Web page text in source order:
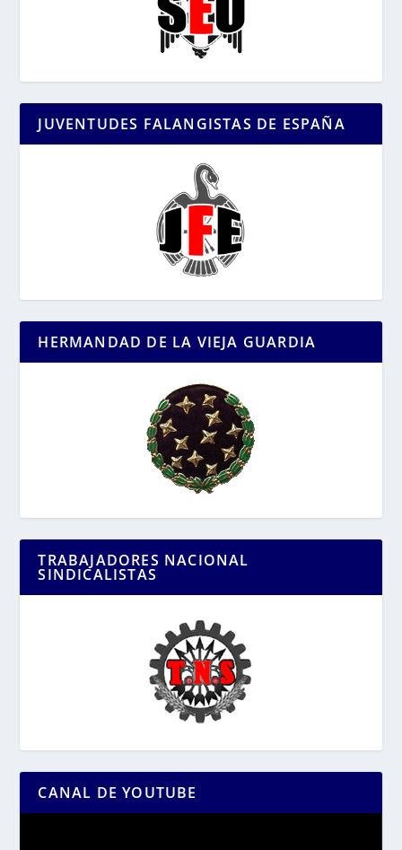
JUVENTUDES FALANGISTAS DE ESPAÑA
HERMANDAD DE LA VIEJA GUARDIA
TRABAJADORES NACIONAL
SINDICALISTAS
CANAL DE YOUTUBE